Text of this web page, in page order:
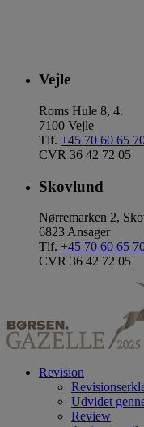
Vejle
Roms Hule 8, 4.
7100 Vejle
Tlf. +45 70 60 65
CVR 36 42 72 05
Skovlund
Nørremarken 2,
6823 Ansager
Tlf. +45 70 60 65
CVR 36 42 72 05
Revision
Udvidet
Review